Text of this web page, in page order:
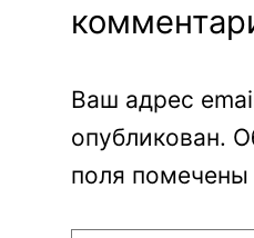
Ваш адрес
опубликован.
поля помечены